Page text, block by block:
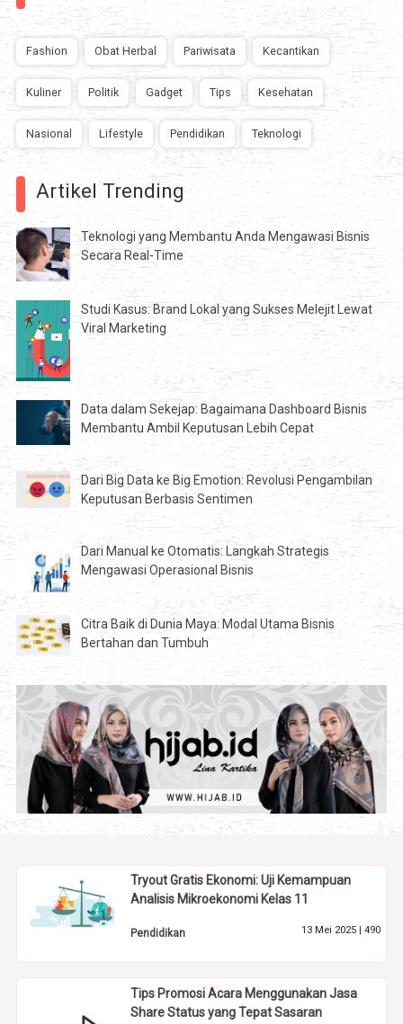
Fashion Obat Herbal Pariwisata Kecantikan
Kuliner Politik Gadget Tips Kesehatan
Nasional Lifestyle Pendidikan Teknologi
Artikel Trending
Teknologi yang Membantu Anda Mengawasi Bisnis
Secara Real-Time
Studi Kasus: Brand Lokal yang Sukses Melejit Lewat
Viral Marketing
Data dalam Sekejap: Bagaimana Dashboard Bisnis
Membantu Ambil Keputusan Lebih Cepat
Dari Big Data ke Big Emotion: Revolusi Pengambilan
Keputusan Berbasis Sentimen
Dari Manual ke Otomatis: Langkah Strategis
Mengawasi Operasional Bisnis
Citra Baik di Dunia Maya: Modal Utama Bisnis
Bertahan dan Tumbuh
Tryout Gratis Ekonomi: Uji Kemampuan
Analisis Mikroekonomi Kelas 11
Pendidikan 13 Mei 2025 | 490
Tips Promosi Acara Menggunakan Jasa
Share Status yang Tepat Sasaran